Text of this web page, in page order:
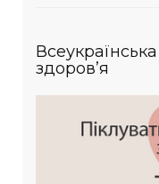
здоров’я